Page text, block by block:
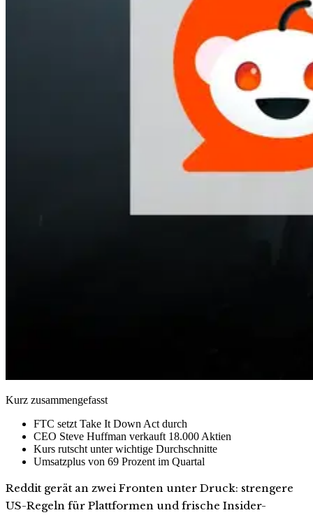
Kurz zusammengefasst
FTC setzt Take It Down Act durch
CEO Steve Huffman verkauft 18.000 Aktien
Kurs rutscht unter wichtige Durchschnitte
Umsatzplus von 69 Prozent im Quartal
Reddit gerät an zwei Fronten unter Druck: strengere
US-Regeln für Plattformen und frische Insider-